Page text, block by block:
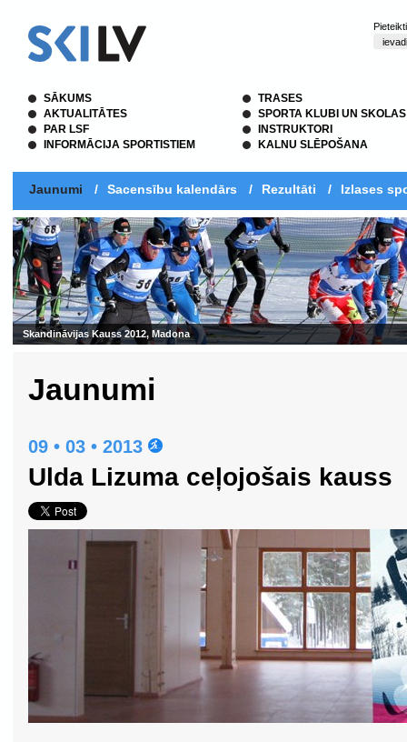
SĀKUMS
AKTUALITĀTES
PAR LSF
INFORMĀCIJA SPORTISTIEM
TRASES
SPORTA KLUBI UN SKOLAS
INSTRUKTORI
KALNU SLĒPOŠANA
Jaunumi / Sacensību kalendārs / Rezultāti / Izlases
Jaunumi
09 • 03 • 2013
Ulda Lizuma ceļojošais kauss